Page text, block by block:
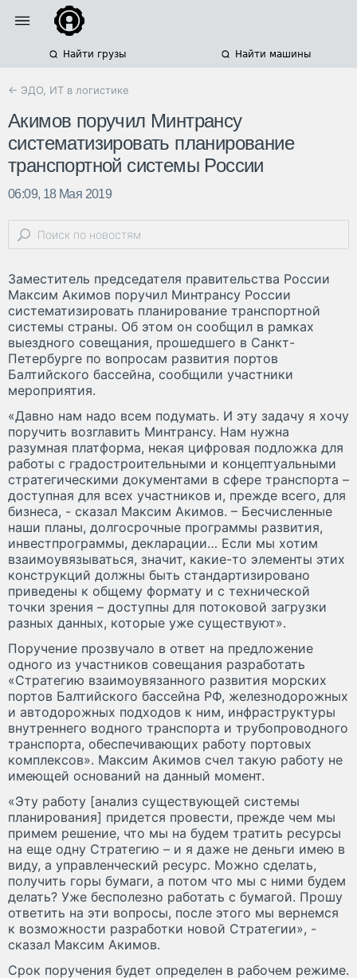
Найти грузы Найти машины
← ЭДО, ИТ в логистике
Акимов поручил Минтрансу
систематизировать планирование
транспортной системы России
06:09, 18 Мая 2019
Заместитель председателя правительства России
Максим Акимов поручил Минтрансу России
систематизировать планирование транспортной
системы страны. Об этом он сообщил в рамках
выездного совещания, прошедшего в Санкт-
Петербурге по вопросам развития портов
Балтийского бассейна, сообщили участники
мероприятия.
«Давно нам надо всем подумать. И эту задачу я хочу
поручить возглавить Минтрансу. Нам нужна
разумная платформа, некая цифровая подложка для
работы с градостроительными и концептуальными
стратегическими документами в сфере транспорта –
доступная для всех участников и, прежде всего, для
бизнеса, - сказал Максим Акимов. – Бесчисленные
наши планы, долгосрочные программы развития,
инвестпрограммы, декларации… Если мы хотим
взаимоувязываться, значит, какие-то элементы этих
конструкций должны быть стандартизировано
приведены к общему формату и с технической
точки зрения – доступны для потоковой загрузки
разных данных, которые уже существуют».
Поручение прозвучало в ответ на предложение
одного из участников совещания разработать
«Стратегию взаимоувязанного развития морских
портов Балтийского бассейна РФ, железнодорожных
и автодорожных подходов к ним, инфраструктуры
внутреннего водного транспорта и трубопроводного
транспорта, обеспечивающих работу портовых
комплексов». Максим Акимов счел такую работу не
имеющей оснований на данный момент.
«Эту работу [анализ существующей системы
планирования] придется провести, прежде чем мы
примем решение, что мы на будем тратить ресурсы
на еще одну Стратегию – и я даже не деньги имею в
виду, а управленческий ресурс. Можно сделать,
получить горы бумаги, а потом что мы с ними будем
делать? Уже бесполезно работать с бумагой. Прошу
ответить на эти вопросы, после этого мы вернемся
к возможности разработки новой Стратегии», -
сказал Максим Акимов.
Срок поручения будет определен в рабочем режиме.